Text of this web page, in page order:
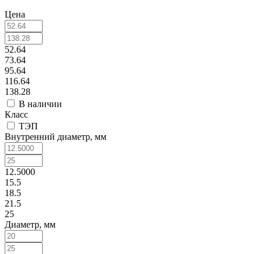
Цена
52.64
73.64
95.64
116.64
138.28
В наличии
Класс
ТЭП
Внутренний диаметр, мм
12.5000
15.5
18.5
21.5
25
Диаметр, мм